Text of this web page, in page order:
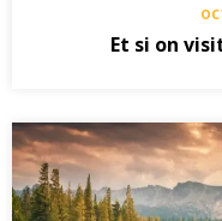
Et si on